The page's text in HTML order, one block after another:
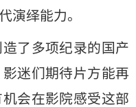
演绎能力。
了多项纪录的国产
迷们期待片方能再
会在影院感受这部